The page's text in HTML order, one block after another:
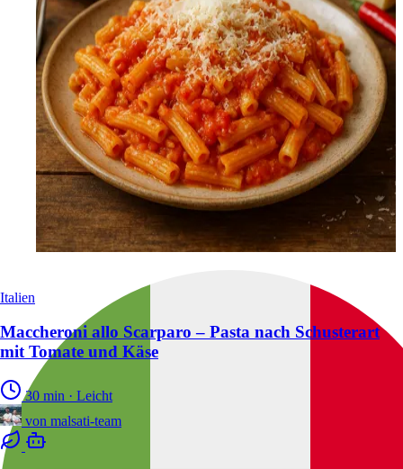
Italien
Maccheroni allo Scarparo – Pasta nach Schusterart
mit Tomate und Käse
30 min · Leicht
von malsati-team